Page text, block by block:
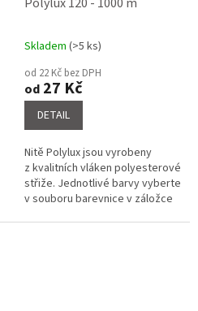
Průměrné
hodnocení
produktu
je
4,0
hvězdiček.
Skladem (>5 ks)
od 22 Kč bez DPH
od 27 Kč
DETAIL
Nitě Polylux jsou vyrobeny
z kvalitních vláken polyesterové
střiže. Jednotlivé barvy vyberte
v souboru barevnice v záložce